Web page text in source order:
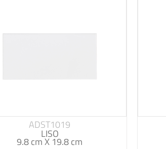
ADST1019
LISO
9.8 cm X 19.8 cm